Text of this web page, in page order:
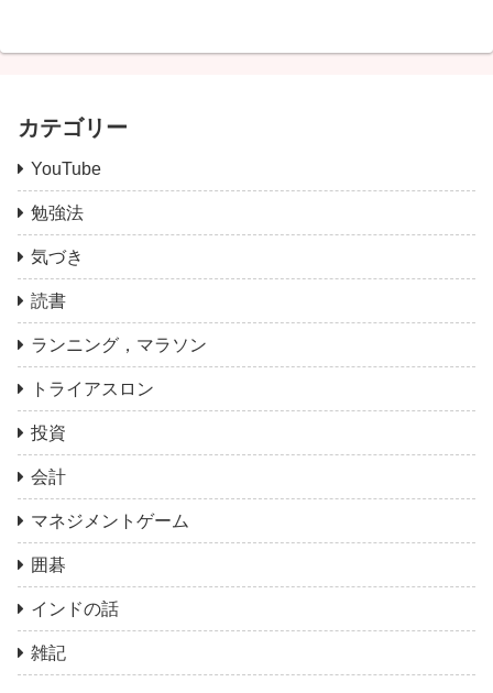
カテゴリー
YouTube
勉強法
気づき
読書
ランニング，マラソン
トライアスロン
投資
会計
マネジメントゲーム
囲碁
インドの話
雑記